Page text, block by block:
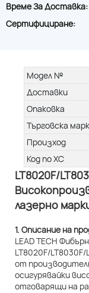
Време За Доставка:
Сертифициране:
Модел №
Доставки
Опаковка
Търговска
Произход
Код по ХС
LT8020F/
лазерно
1. Описание на
LEAD TECH
LT8020F/
от
осигурявайки
отговарящи на